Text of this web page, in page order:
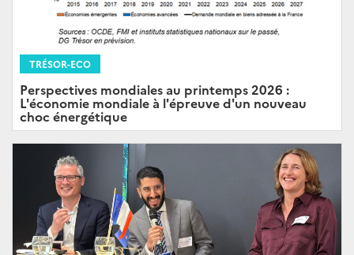
TRÉSOR-ECO
Perspectives mondiales au printemps 2026 :
L'économie mondiale à l'épreuve d'un nouveau
choc énergétique